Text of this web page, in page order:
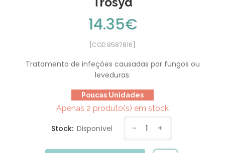
14.35€
[COD 8587816]
Tratamento de infeções causadas por fungos ou
leveduras.
Poucas Unidades
Apenas 2 produto(s) em stock
Stock: Disponível - 1 +